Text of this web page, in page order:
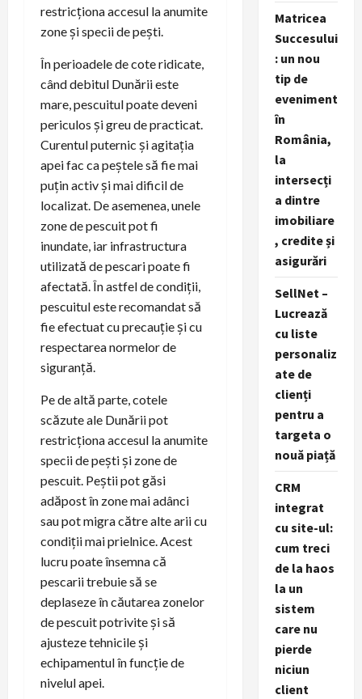
restricționa accesul la anumite
zone și specii de pești.
În perioadele de cote ridicate,
când debitul Dunării este
mare, pescuitul poate deveni
periculos și greu de practicat.
Curentul puternic și agitația
apei fac ca peștele să fie mai
puțin activ și mai dificil de
localizat. De asemenea, unele
zone de pescuit pot fi
inundate, iar infrastructura
utilizată de pescari poate fi
afectată. În astfel de condiții,
pescuitul este recomandat să
fie efectuat cu precauție și cu
respectarea normelor de
siguranță.
Pe de altă parte, cotele
scăzute ale Dunării pot
restricționa accesul la anumite
specii de pești și zone de
pescuit. Peștii pot găsi
adăpost în zone mai adânci
sau pot migra către alte arii cu
condiții mai prielnice. Acest
lucru poate însemna că
pescarii trebuie să se
deplaseze în căutarea zonelor
de pescuit potrivite și să
ajusteze tehnicile și
echipamentul în funcție de
nivelul apei.
Matricea
Succesului
: un nou
tip de
eveniment
în
România,
la
intersecți
a dintre
imobiliare
, credite și
asigurări
SellNet –
Lucrează
cu liste
personaliz
ate de
clienți
pentru a
targeta o
nouă piață
CRM
integrat
cu site-ul:
cum treci
de la haos
la un
sistem
care nu
pierde
niciun
client